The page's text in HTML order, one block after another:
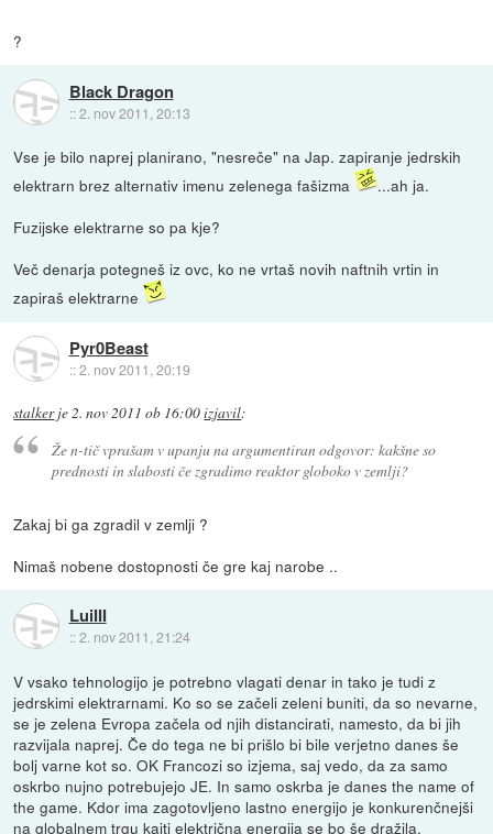
?
Black Dragon
::2. nov 2011, 20:13
Vse je bilo naprej planirano, "nesreče" na Jap. zapiranje jedrskih
elektrarn brez alternativ imenu zelenega fašizma
...ah ja.
Fuzijske elektrarne so pa kje?
Več denarja potegneš iz ovc, ko ne vrtaš novih naftnih vrtin in
zapiraš elektrarne
Pyr0Beast
::2. nov 2011, 20:19
stalkerje2. nov 2011 ob 16:00izjavil:
Že n-tič vprašam v upanju na argumentiran odgovor: kakšne so
prednosti in slabosti če zgradimo reaktor globoko v zemlji?
Zakaj bi ga zgradil v zemlji ?
Nimaš nobene dostopnosti če gre kaj narobe ..
LuiIII
::2. nov 2011, 21:24
V vsako tehnologijo je potrebno vlagati denar in tako je tudi z
jedrskimi elektrarnami. Ko so se začeli zeleni buniti, da so nevarne,
se je zelena Evropa začela od njih distancirati, namesto, da bi jih
razvijala naprej. Če do tega ne bi prišlo bi bile verjetno danes še
bolj varne kot so. OK Francozi so izjema, saj vedo, da za samo
oskrbo nujno potrebujejo JE. In samo oskrba je danes the name of
the game. Kdor ima zagotovljeno lastno energijo je konkurenčnejši
na globalnem trgu kajti električna energija se bo še dražila.